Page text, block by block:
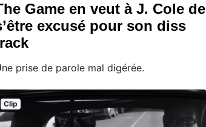
Game en veut à J. Cole de
excusé pour son diss
prise de parole mal digérée.
Clip